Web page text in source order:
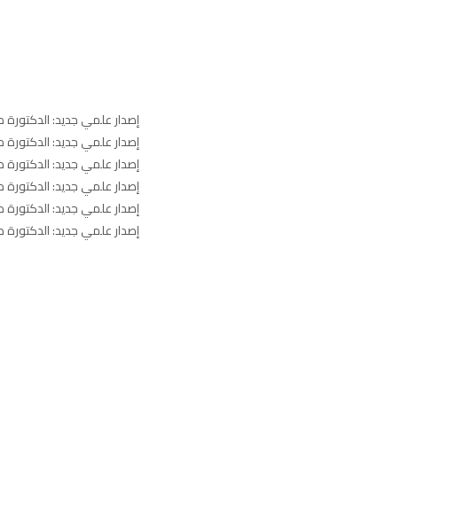
إصدار علمي جديد: الدكتورة
إصدار علمي جديد: الدكتورة
إصدار علمي جديد: الدكتورة
إصدار علمي جديد: الدكتورة
إصدار علمي جديد: الدكتورة
إصدار علمي جديد: الدكتورة